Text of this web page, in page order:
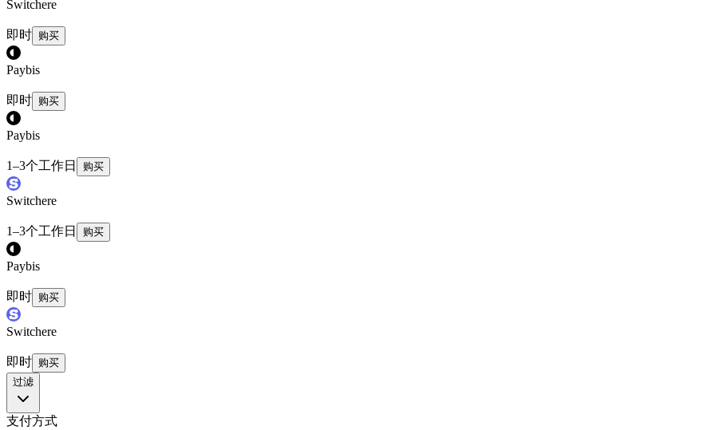
Switchere
即时 购买
Paybis
即时 购买
Paybis
1–3个工作日 购买
Switchere
1–3个工作日 购买
Paybis
即时 购买
Switchere
即时 购买
过滤
支付方式